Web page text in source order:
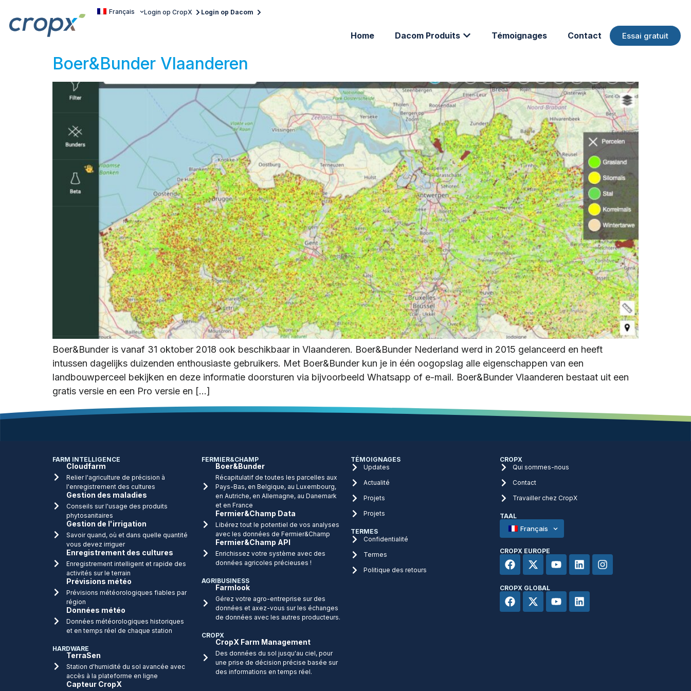
Français Login op CropX Login op Dacom
Home Dacom Produits Témoignages Contact Essai gratuit
Boer&Bunder Vlaanderen
Boer&Bunder is vanaf 31 oktober 2018 ook beschikbaar in Vlaanderen. Boer&Bunder Nederland werd in 2015 gelanceerd en heeft
intussen dagelijks duizenden enthousiaste gebruikers. Met Boer&Bunder kun je in één oogopslag alle eigenschappen van een
landbouwperceel bekijken en deze informatie doorsturen via bijvoorbeeld Whatsapp of e-mail. Boer&Bunder Vlaanderen bestaat uit een
gratis versie en een Pro versie en […]
FARM INTELLIGENCE
Cloudfarm
Relier l'agriculture de précision à
l'enregistrement des cultures
Gestion des maladies
Conseils sur l'usage des produits
phytosanitaires
Gestion de l'irrigation
Savoir quand, où et dans quelle quantité
vous devez irriguer
Enregistrement des cultures
Enregistrement intelligent et rapide des
activités sur le terrain
Prévisions météo
Prévisions météorologiques fiables par
région
Données météo
Données météorologiques historiques
et en temps réel de chaque station
HARDWARE
TerraSen
Station d'humidité du sol avancée avec
accès à la plateforme en ligne
Capteur CropX
FERMIER&CHAMP
Boer&Bunder
Récapitulatif de toutes les parcelles aux
Pays-Bas, en Belgique, au Luxembourg,
en Autriche, en Allemagne, au Danemark
et en France
Fermier&Champ Data
Libérez tout le potentiel de vos analyses
avec les données de Fermier&Champ
Fermier&Champ API
Enrichissez votre système avec des
données agricoles précieuses !
AGRIBUSINESS
Farmlook
Gérez votre agro-entreprise sur des
données et axez-vous sur les échanges
de données avec les autres producteurs.
CROPX
CropX Farm Management
Des données du sol jusqu'au ciel, pour
une prise de décision précise basée sur
des informations en temps réel.
TÉMOIGNAGES
Updates
Actualité
Projets
Projets
TERMES
Confidentialité
Termes
Politique des retours
CROPX
Qui sommes-nous
Contact
Travailler chez CropX
TAAL
Français
CROPX EUROPE
CROPX GLOBAL